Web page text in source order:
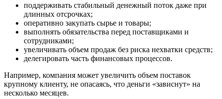
поддерживать стабильный денежный поток даже при
длинных отсрочках;
оперативно закупать сырье и товары;
выполнять обязательства перед поставщиками и
сотрудниками;
увеличивать объем продаж без риска нехватки средств;
делегировать часть финансовых процессов.
Например, компания может увеличить объем поставок
крупному клиенту, не опасаясь, что деньги «зависнут» на
несколько месяцев.